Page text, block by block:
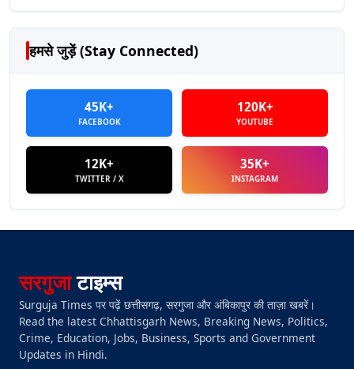
हमसे जुड़ें (Stay Connected)
45K+
FACEBOOK
120K+
YOUTUBE
12K+
TWITTER / X
35K+
INSTAGRAM
सरगुजाटाइम्स
Surguja Times पर पढ़ें छत्तीसगढ़, सरगुजा और अंबिकापुर की ताज़ा खबरें।
Read the latest Chhattisgarh News, Breaking News, Politics,
Crime, Education, Jobs, Business, Sports and Government
Updates in Hindi.